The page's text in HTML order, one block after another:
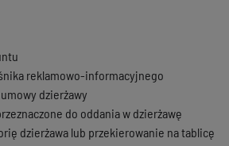
reklamowo-informacyjnego
dzierżawy
do oddania w dzierżawę
dzierżawa lub przekierowanie na tablicę